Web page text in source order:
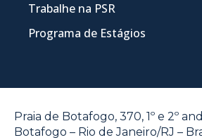
Trabalhe na PSR
Programa de Estágios
Praia de Botafogo, 370, 1º e 2º
Botafogo – Rio de Janeiro/RJ –